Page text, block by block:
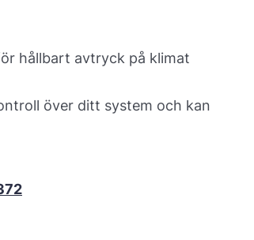
hållbart avtryck på klimat
över ditt system och kan